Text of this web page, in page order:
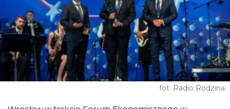
fot. Radio Rodzina